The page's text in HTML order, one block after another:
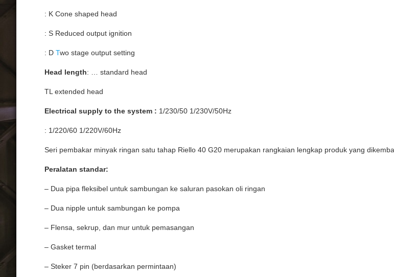
: K Cone shaped head
: S Reduced output ignition
: D Two stage output setting
Head length: … standard head
TL extended head
Electrical supply to the system : 1/230/50 1/230V/50Hz
: 1/220/60 1/220V/60Hz
Seri pembakar minyak ringan satu tahap Riello 40 G20 merupakan rangkaian lengkap produk yang
Peralatan standar:
– Dua pipa fleksibel untuk sambungan ke saluran pasokan oli ringan
– Dua nipple untuk sambungan ke pompa
– Flensa, sekrup, dan mur untuk pemasangan
– Gasket termal
– Steker 7 pin (berdasarkan permintaan)